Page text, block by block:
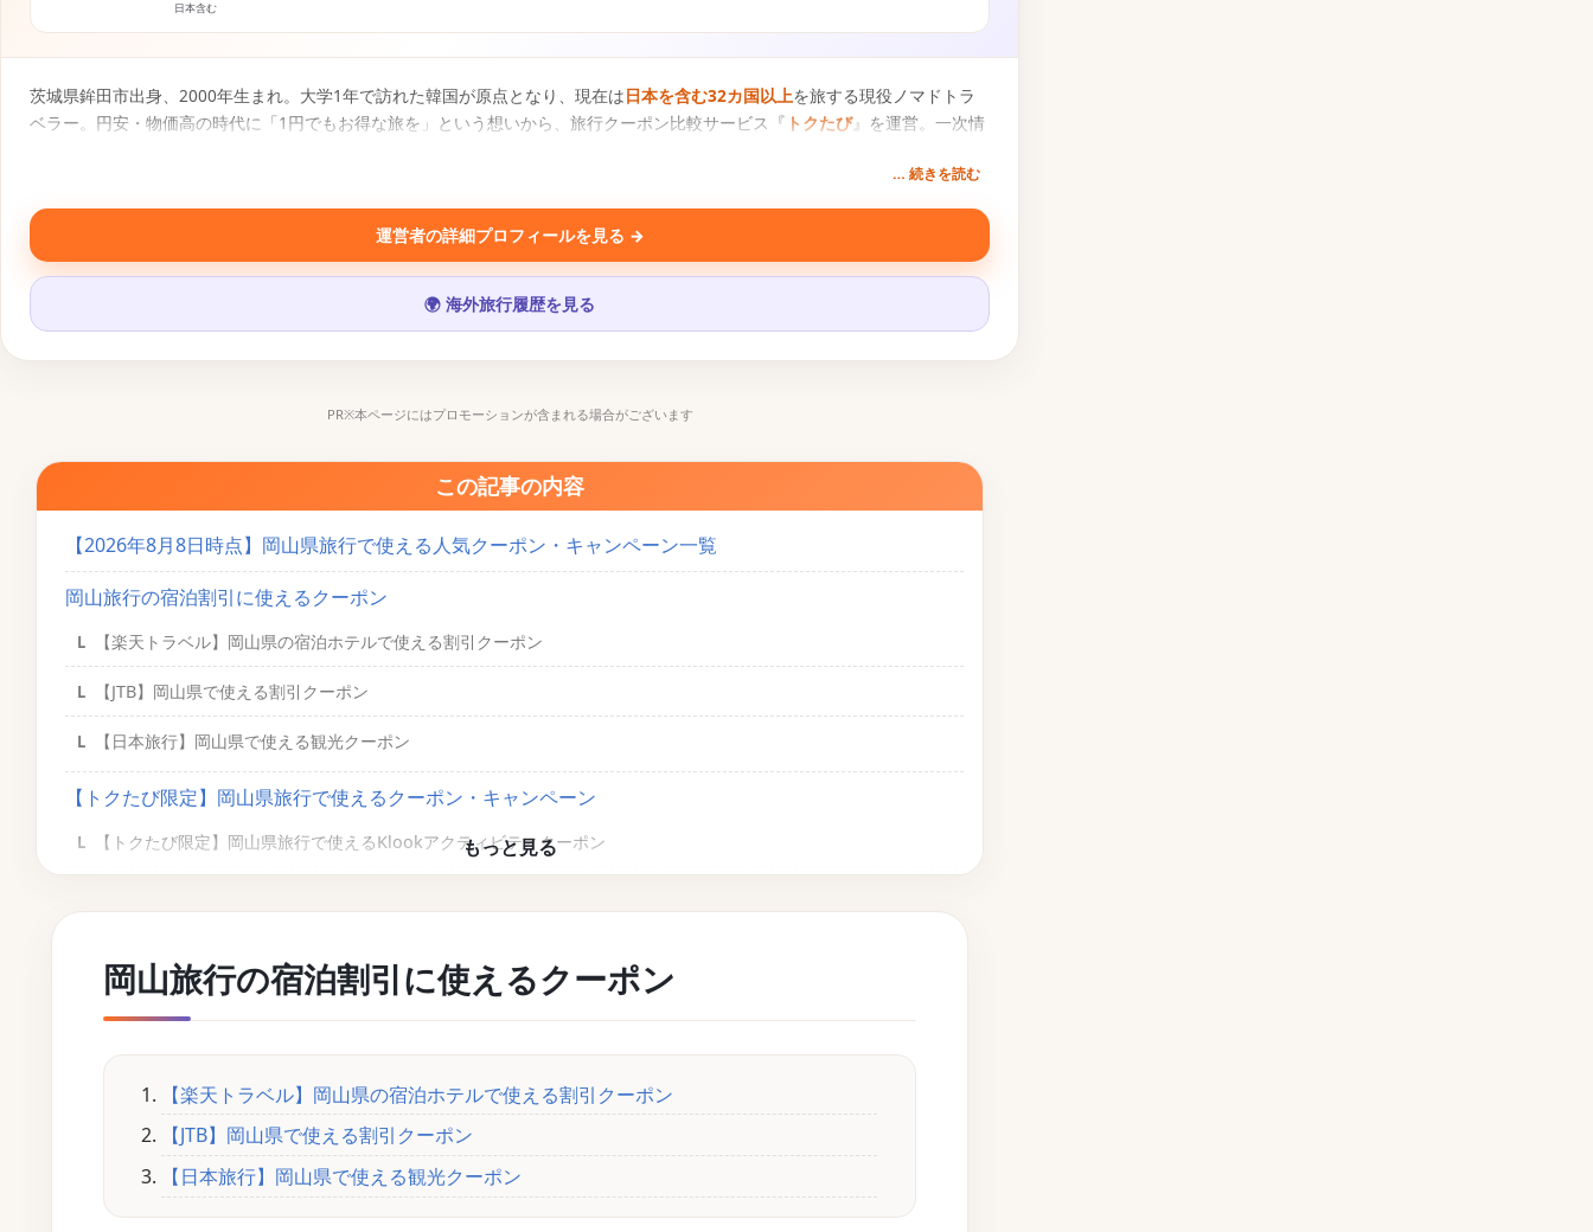
日本含む
茨城県鉾田市出身、2000年生まれ。大学1年で訪れた韓国が原点となり、現在は日本を含む32カ国以上を旅する現役ノマドトラ
ベラー。円安・物価高の時代に「1円でもお得な旅を」という想いから、旅行クーポン比較サービス『 トクたび』を運営。一次情
SNS・運営メディア
▶ 𝕏 📷 ♪
… 続きを読む
運営者の詳細プロフィールを見る →
🌍 海外旅行履歴を見る
PR※本ページにはプロモーションが含まれる場合がございます
この記事の内容
【2026年8月8日時点】岡山県旅行で使える人気クーポン・キャンペーン一覧
岡山旅行の宿泊割引に使えるクーポン
【楽天トラベル】岡山県の宿泊ホテルで使える割引クーポン
【JTB】岡山県で使える割引クーポン
【日本旅行】岡山県で使える観光クーポン
【トクたび限定】岡山県旅行で使えるクーポン・キャンペーン
【トクたび限定】岡山県旅行で使えるKlookアクティビティクーポン
【岡山県旅行でさらにお得に】クーポンだけじゃない
旅行好きなら「エポスカード」で賢く節約
岡山旅行の宿泊割引に使えるクーポン
【楽天トラベル】岡山県の宿泊ホテルで使える割引クーポン
【JTB】岡山県で使える割引クーポン
【日本旅行】岡山県で使える観光クーポン